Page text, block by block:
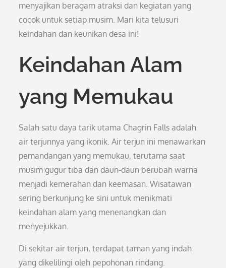
menyajikan beragam atraksi dan kegiatan yang
cocok untuk setiap musim. Mari kita telusuri
keindahan dan keunikan desa ini!
Keindahan Alam
yang Memukau
Salah satu daya tarik utama Chagrin Falls adalah
air terjunnya yang ikonik. Air terjun ini menawarkan
pemandangan yang memukau, terutama saat
musim gugur tiba dan daun-daun berubah warna
menjadi kemerahan dan keemasan. Wisatawan
sering berkunjung ke sini untuk menikmati
keindahan alam yang menenangkan dan
menyejukkan.
Di sekitar air terjun, terdapat taman yang indah
yang dikelilingi oleh pepohonan rindang.